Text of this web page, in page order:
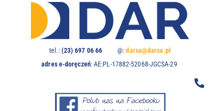
tel.:(23) 697 06 66@:darsa@darsa.pl
adres e-doręczeń:AE:PL-17882-52068-JGCSA-29